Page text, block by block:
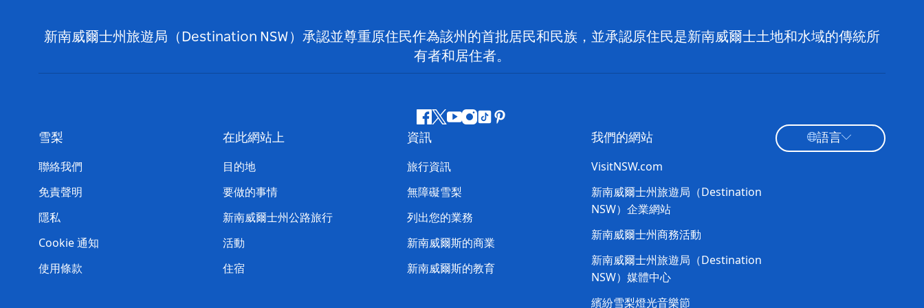
新南威爾士州旅遊局（Destination NSW）承認並尊重原住民作為該州的首批居民和民族，並承認原住民是新南威爾士土地和水域的傳統所
有者和居住者。
Facebook
嘰
喳
喳
Youtube
Instagram
抖 Pinterest
雪梨
聯絡我們
免責聲明
隱私
Cookie 通知
使用條款
在此網站上
目的地
要做的事情
新南威爾士州公路旅行
活動
住宿
資訊
旅行資訊
無障礙雪梨
列出您的業務
新南威爾斯的商業
新南威爾斯的教育
我們的網站
VisitNSW.com
新南威爾士州旅遊局（Destination
NSW）企業網站
新南威爾士州商務活動
新南威爾士州旅遊局（Destination
NSW）媒體中心
繽紛雪梨燈光音樂節
語言